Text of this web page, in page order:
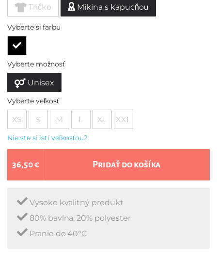
Tričko Mikina s kapucňou
Vyberte si farbu
Vyberte možnosť
Unisex
Vyberte veľkosť
XS S M L XL XXL
Nie ste si istí veľkosťou?
36,50 € Pridať do košíka
Vysoko kvalitný produkt
80% bavlna, 20% polyester
Pranie do 40°C